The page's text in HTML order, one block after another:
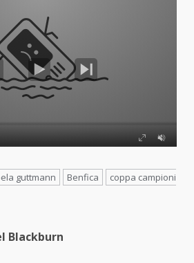
guttmann Benfica
coppa campioni
Blackburn